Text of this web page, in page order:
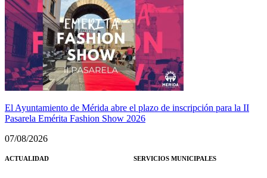
El Ayuntamiento de Mérida abre el plazo de inscripción para la II
Pasarela Emérita Fashion Show 2026
07/08/2026
ACTUALIDAD SERVICIOS MUNICIPALES